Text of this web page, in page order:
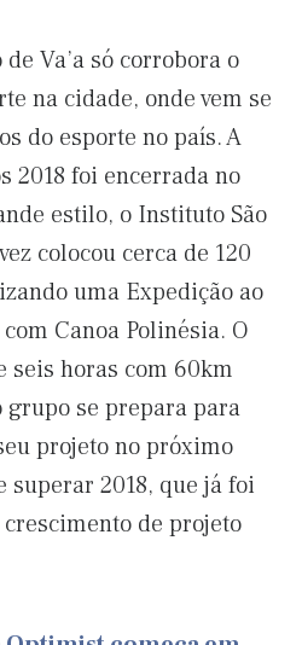
Va’a só corrobora o
na cidade, onde vem se
do esporte no país. A
2018 foi encerrada no
estilo, o Instituto São
colocou cerca de 120
uma Expedição ao
Canoa Polinésia. O
seis horas com 60km
se prepara para
projeto no próximo
superar 2018, que já foi
de projeto